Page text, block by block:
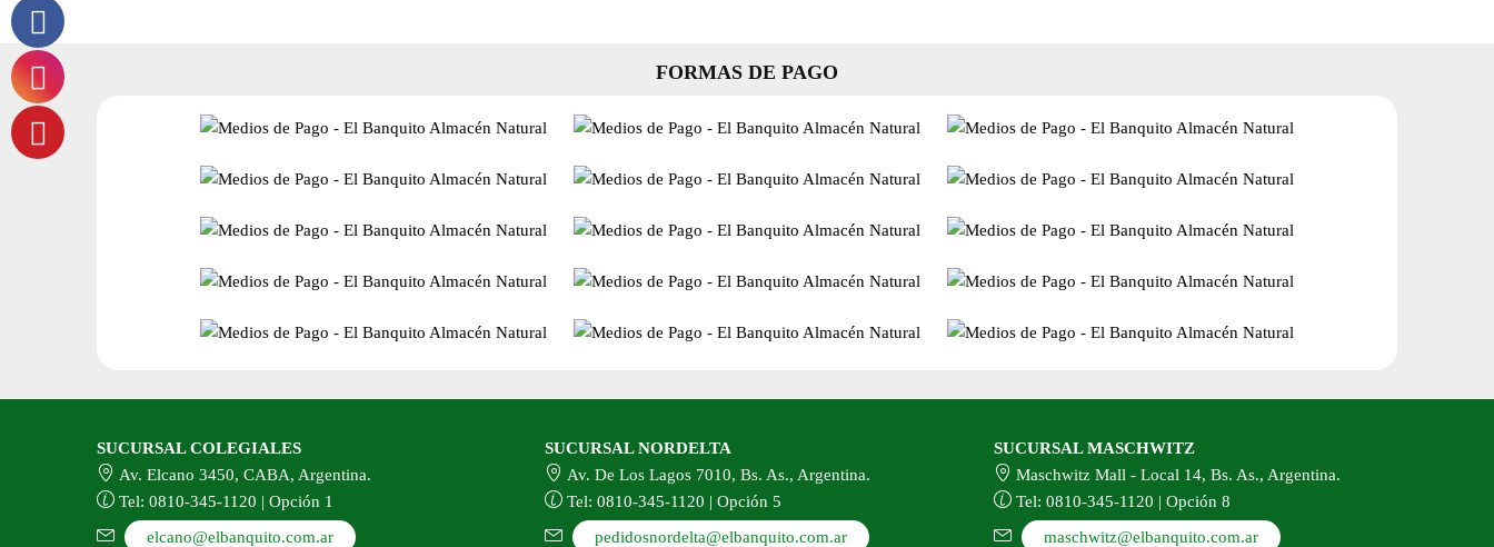
FORMAS DE PAGO
SUCURSAL COLEGIALES
Av. Elcano 3450, CABA, Argentina.
Tel: 0810-345-1120 | Opción 1
elcano@elbanquito.com.ar
SUCURSAL NORDELTA
Av. De Los Lagos 7010, Bs. As., Argentina.
Tel: 0810-345-1120 | Opción 5
pedidosnordelta@elbanquito.com.ar
SUCURSAL MASCHWITZ
Maschwitz Mall - Local 14, Bs. As., Argentina.
Tel: 0810-345-1120 | Opción 8
maschwitz@elbanquito.com.ar